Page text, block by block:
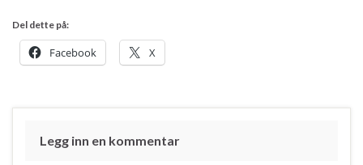
Del dette på:
Facebook X
Legg inn en kommentar